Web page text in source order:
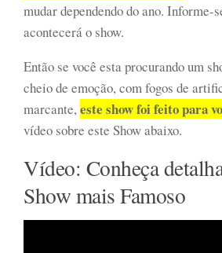
mudar dependendo do ano. Informe-
acontecerá o show.
Então se você esta procurando um
cheio de emoção, com fogos de
marcante,este show foi feito para
vídeo sobre este Show abaixo.
Vídeo: Conheça
Show mais Famoso